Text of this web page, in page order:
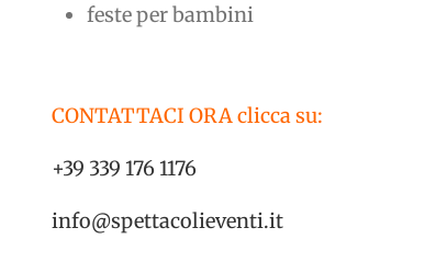
feste per bambini
CONTATTACI ORA clicca su:
+39 339 176 1176
info@spettacolieventi.it